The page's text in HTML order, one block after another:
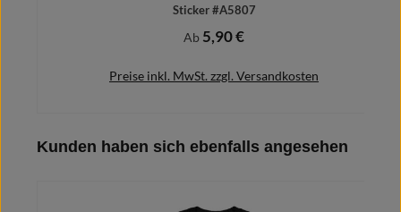
Sticker #A5807
Regulärer Preis:
Ab 5,90 €
Preise inkl. MwSt. zzgl. Versandkosten
Produktgalerie überspringen
Kunden haben sich ebenfalls angesehen